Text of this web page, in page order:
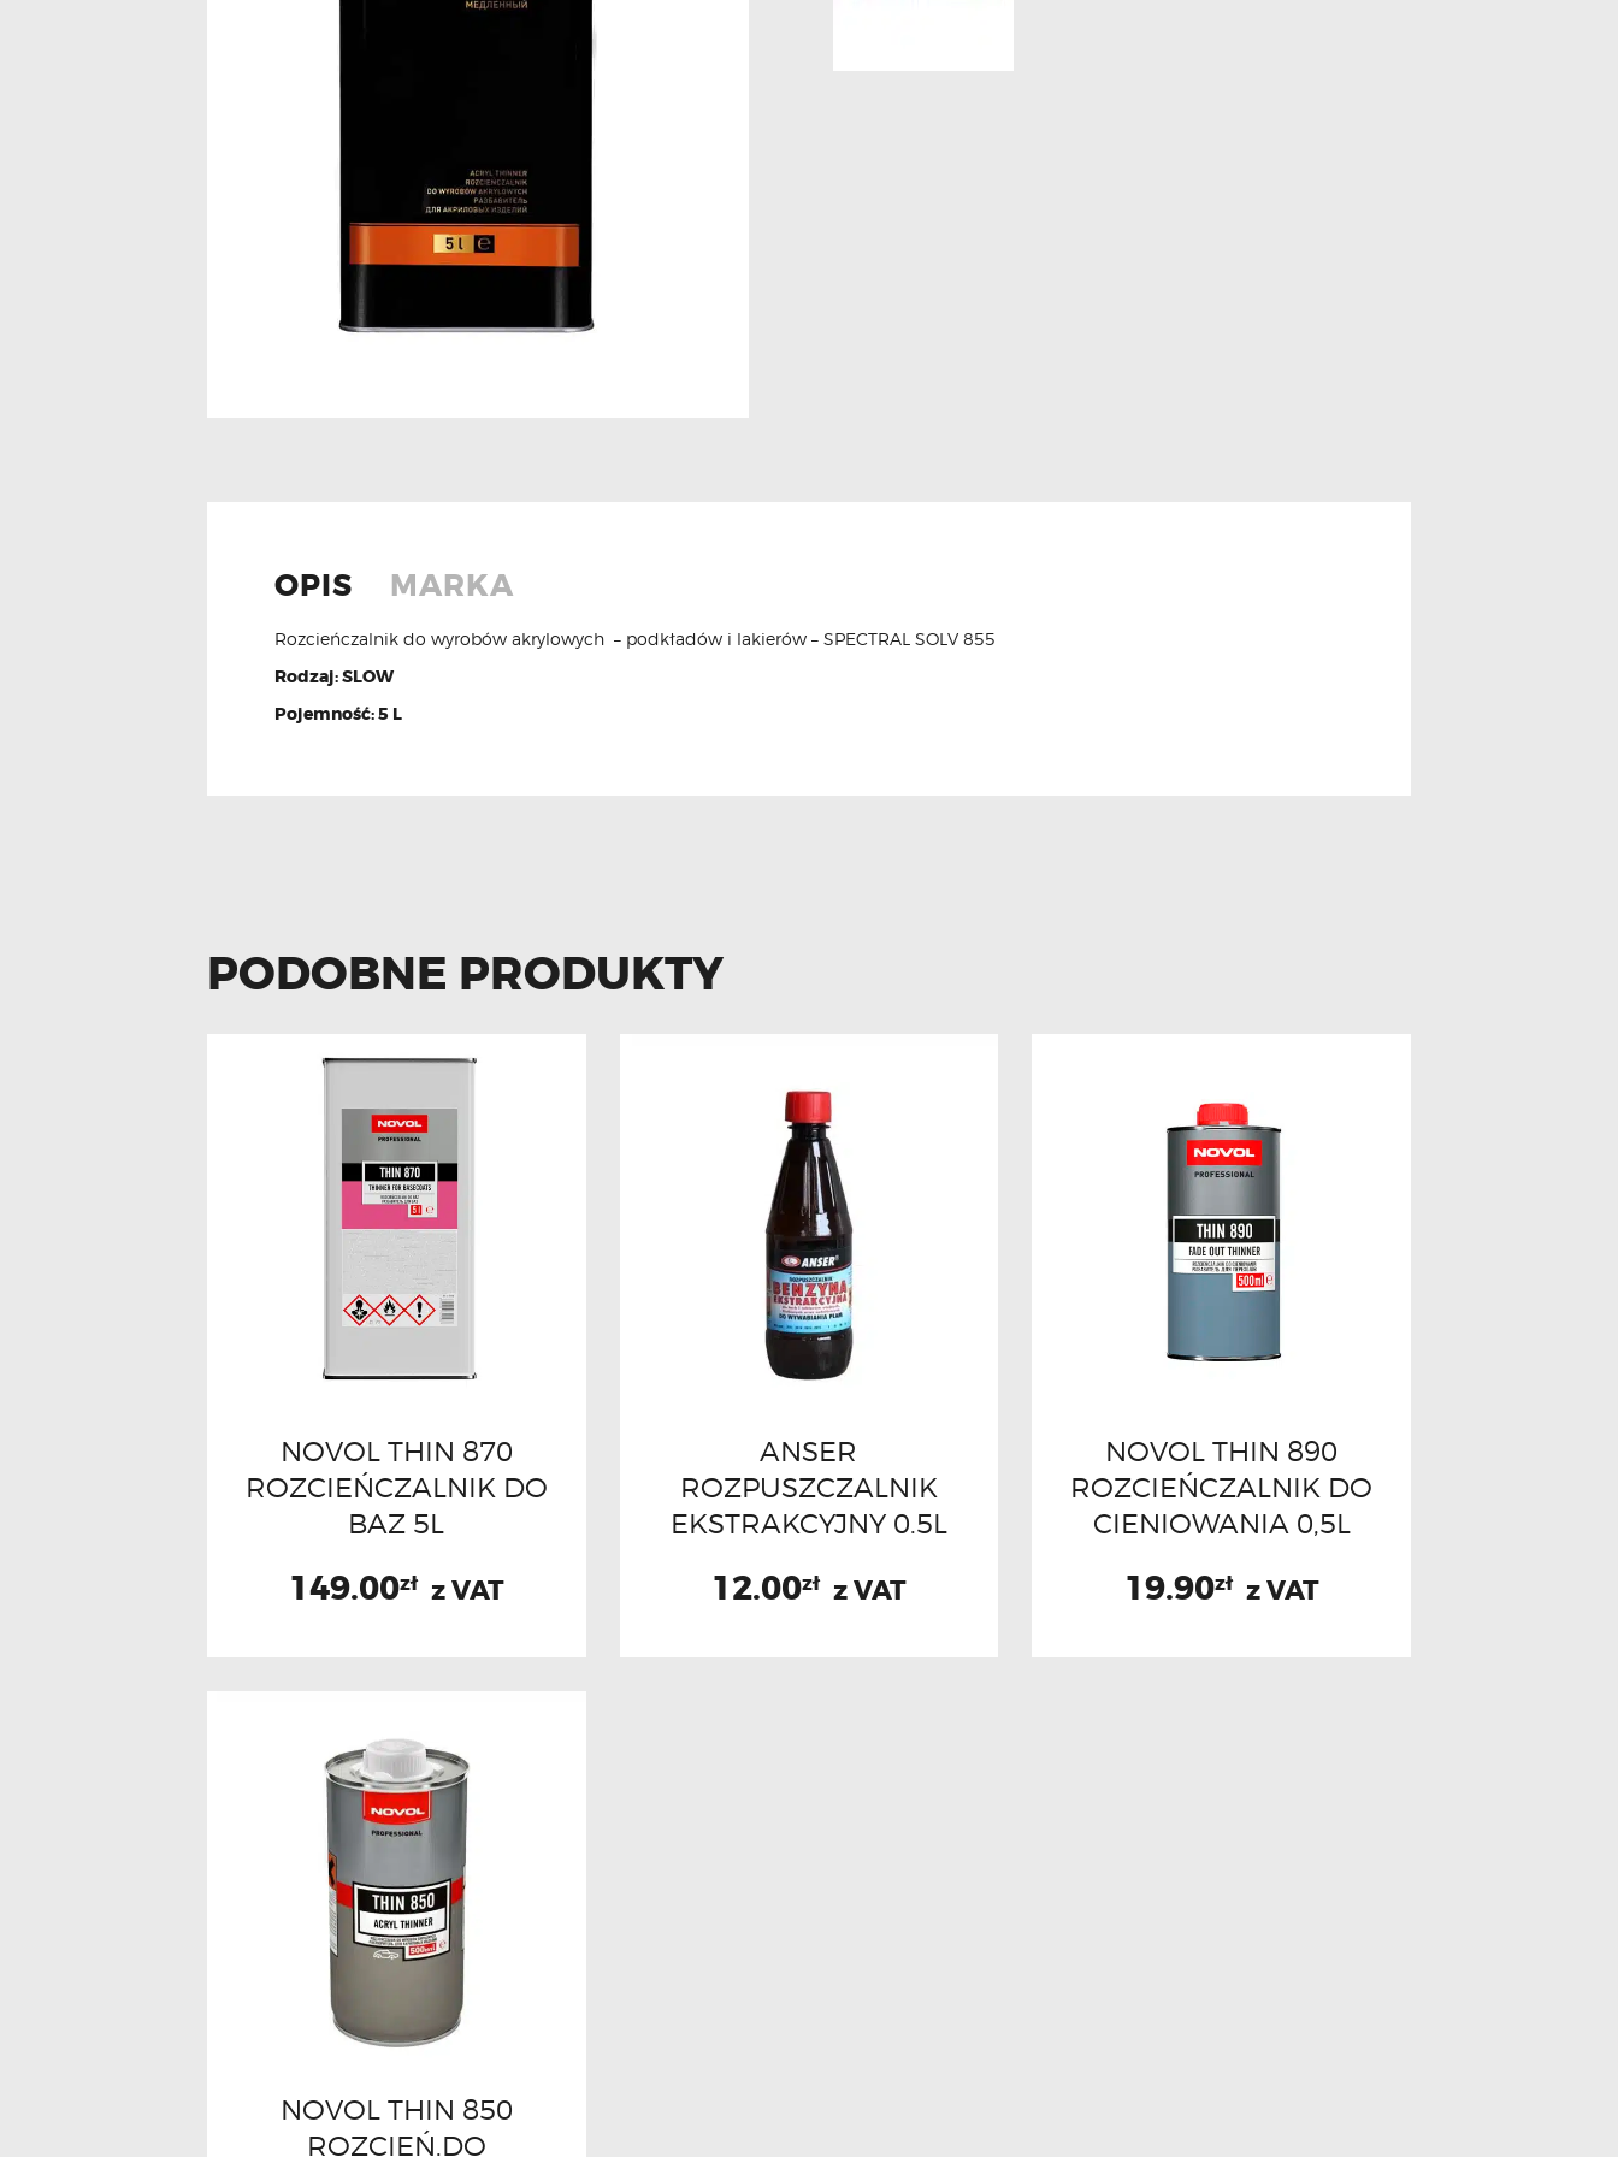
OPIS MARKA
Rozcieńczalnik do wyrobów akrylowych – podkładów i lakierów – SPECTRAL SOLV 855
Rodzaj: SLOW
Pojemność: 5 L
PODOBNE PRODUKTY
NOVOL THIN 870
ROZCIEŃCZALNIK DO
BAZ 5L
149.00zł z VAT
ANSER
ROZPUSZCZALNIK
EKSTRAKCYJNY 0.5L
12.00zł z VAT
NOVOL THIN 890
ROZCIEŃCZALNIK DO
CIENIOWANIA 0,5L
19.90zł z VAT
NOVOL THIN 850
ROZCIEŃ.DO